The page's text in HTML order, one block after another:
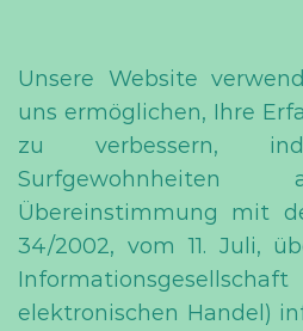
Unsere Website
uns ermöglichen, Ihre
zu verbessern,
Surfgewohnheiten
Übereinstimmung mit
34/2002, vom 11. Juli,
elektronischen Handel)